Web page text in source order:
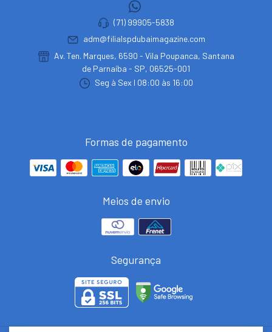
(71) 99905-5838
adm@filialspdubaimagazine.com
Av. Ten. Marques, 6590 - Vila Poupanca, Santana
de Parnaíba - SP, 06525-001
Seg à Sex I 08:00 às 16:00
Formas de pagamento
Meios de envio
Segurança